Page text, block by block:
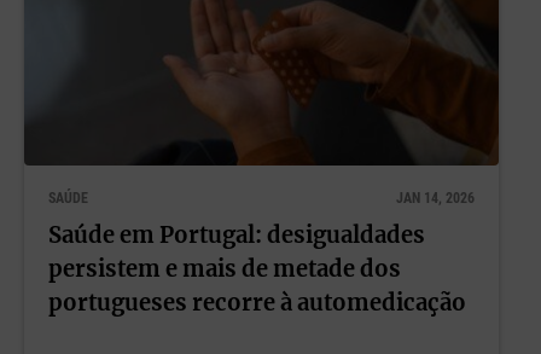
SAÚDE JAN 14, 2026
Saúde em Portugal: desigualdades
persistem e mais de metade dos
portugueses recorre à automedicação